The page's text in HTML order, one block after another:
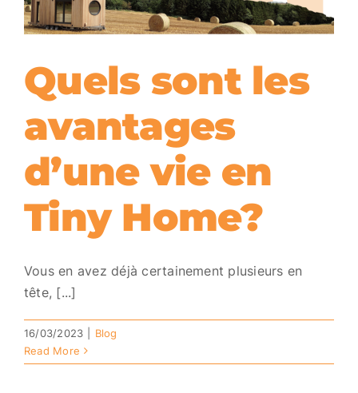
Quels sont les
avantages
d’une vie en
Tiny Home?
Vous en avez déjà certainement plusieurs en
tête, [...]
16/03/2023
Blog
Read More